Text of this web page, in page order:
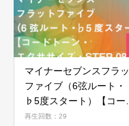
マイナーセブンスフラ
ファイブ（6弦ルート・
♭5度スタート）【コード
トーン・エクササイズ・
再生回数：29